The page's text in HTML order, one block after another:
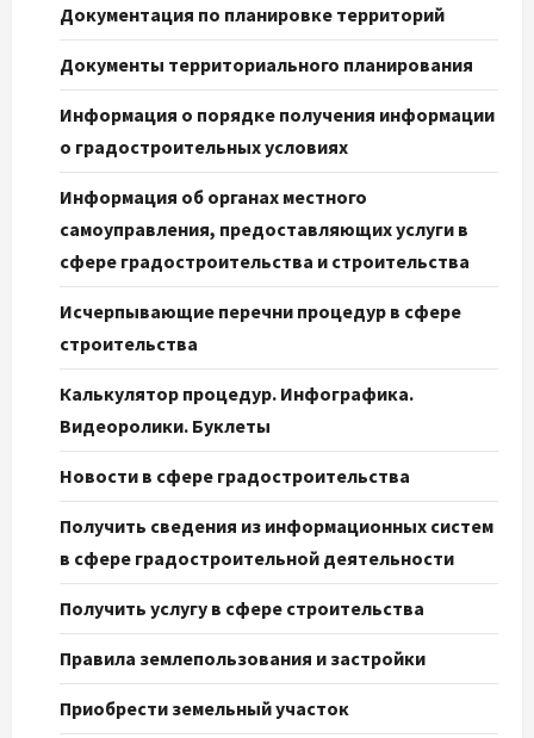
Документация по планировке территорий
Документы территориального планирования
Информация о порядке получения информации
о градостроительных условиях
Информация об органах местного
самоуправления, предоставляющих услуги в
сфере градостроительства и строительства
Исчерпывающие перечни процедур в сфере
строительства
Калькулятор процедур. Инфографика.
Видеоролики. Буклеты
Новости в сфере градостроительства
Получить сведения из информационных систем
в сфере градостроительной деятельности
Получить услугу в сфере строительства
Правила землепользования и застройки
Приобрести земельный участок